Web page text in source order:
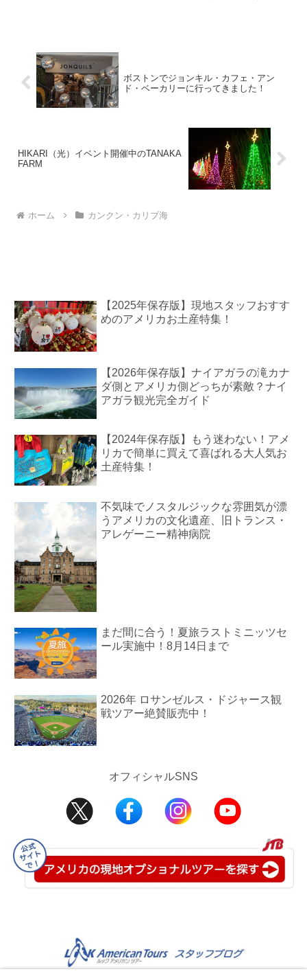
ボストンでジョンキル・カフェ・アン
ド・ベーカリーに行ってきました！
HIKARI（光）イベント開催中のTANAKA
FARM
ホーム カンクン・カリブ海
【2025年保存版】現地スタッフおすす
めのアメリカお土産特集！
【2026年保存版】ナイアガラの滝カナ
ダ側とアメリカ側どっちが素敵？ナイ
アガラ観光完全ガイド
【2024年保存版】もう迷わない！アメ
リカで簡単に買えて喜ばれる大人気お
土産特集！
不気味でノスタルジックな雰囲気が漂
うアメリカの文化遺産、旧トランス・
アレゲーニー精神病院
まだ間に合う！夏旅ラストミニッツセ
ール実施中！8月14日まで
2026年 ロサンゼルス・ドジャース観
戦ツアー絶賛販売中！
オフィシャルSNS